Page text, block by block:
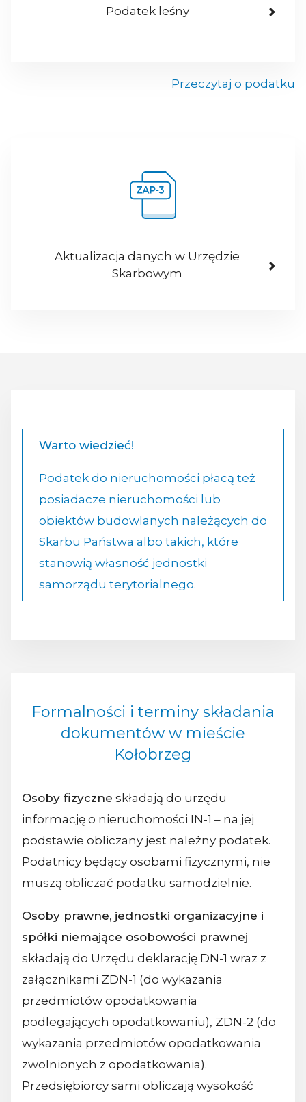
Podatek leśny
Przeczytaj o podatku
Aktualizacja danych w Urzędzie
Skarbowym
Warto wiedzieć!
Podatek do nieruchomości płacą też
posiadacze nieruchomości lub
obiektów budowlanych należących do
Skarbu Państwa albo takich, które
stanowią własność jednostki
samorządu terytorialnego.
Formalności i terminy składania
dokumentów w mieście
Kołobrzeg
Osoby fizyczne składają do urzędu
informację o nieruchomości IN-1 – na jej
podstawie obliczany jest należny podatek.
Podatnicy będący osobami fizycznymi, nie
muszą obliczać podatku samodzielnie.
Osoby prawne, jednostki organizacyjne i
spółki niemające osobowości prawnej
składają do Urzędu deklarację DN-1 wraz z
załącznikami ZDN-1 (do wykazania
przedmiotów opodatkowania
podlegających opodatkowaniu), ZDN-2 (do
wykazania przedmiotów opodatkowania
zwolnionych z opodatkowania).
Przedsiębiorcy sami obliczają wysokość